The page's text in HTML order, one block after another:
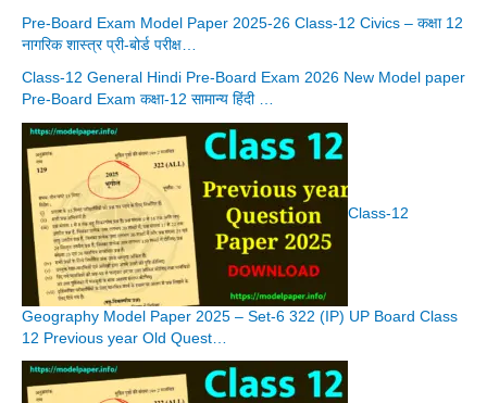
Pre-Board Exam Model Paper 2025-26 Class-12 Civics – कक्षा 12
नागरिक शास्त्र प्री-बोर्ड परीक्ष…
Class-12 General Hindi Pre-Board Exam 2026 New Model paper
Pre-Board Exam कक्षा-12 सामान्य हिंदी …
Class-12
Geography Model Paper 2025 – Set-6 322 (IP) UP Board Class
12 Previous year Old Quest…